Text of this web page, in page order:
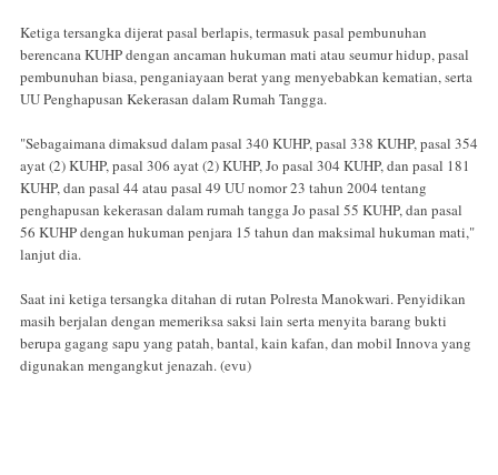
Ketiga tersangka dijerat pasal berlapis, termasuk pasal pembunuhan
berencana KUHP dengan ancaman hukuman mati atau seumur hidup, pasal
pembunuhan biasa, penganiayaan berat yang menyebabkan kematian, serta
UU Penghapusan Kekerasan dalam Rumah Tangga.
"Sebagaimana dimaksud dalam pasal 340 KUHP, pasal 338 KUHP, pasal 354
ayat (2) KUHP, pasal 306 ayat (2) KUHP, Jo pasal 304 KUHP, dan pasal 181
KUHP, dan pasal 44 atau pasal 49 UU nomor 23 tahun 2004 tentang
penghapusan kekerasan dalam rumah tangga Jo pasal 55 KUHP, dan pasal
56 KUHP dengan hukuman penjara 15 tahun dan maksimal hukuman mati,"
lanjut dia.
Saat ini ketiga tersangka ditahan di rutan Polresta Manokwari. Penyidikan
masih berjalan dengan memeriksa saksi lain serta menyita barang bukti
berupa gagang sapu yang patah, bantal, kain kafan, dan mobil Innova yang
digunakan mengangkut jenazah. (evu)